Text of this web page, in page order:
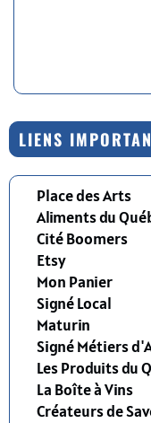
LIENS
Place des Arts
Aliments du
Cité Boomers
Etsy
Mon Panier
Signé Local
Maturin
Signé Métiers
Les Produits du
La Boîte à Vins
Créateurs de